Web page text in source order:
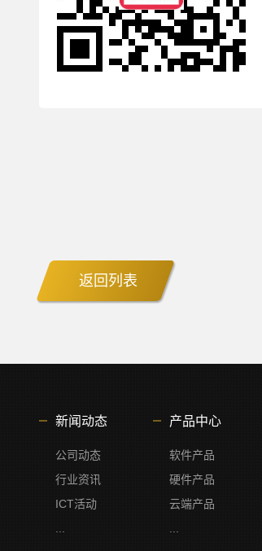
返回列表
新闻动态
公司动态
行业资讯
ICT活动
产品中心
软件产品
硬件产品
云端产品